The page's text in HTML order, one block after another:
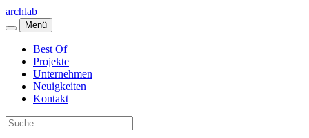
archlab
Menü
Best Of
Projekte
Unternehmen
Neuigkeiten
Kontakt